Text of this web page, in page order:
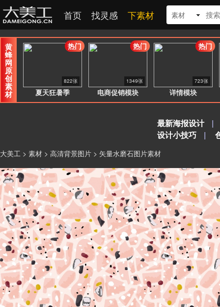
首页 找灵感 下素材 素材
黄
蜂
网
原
创
素
材 夏天狂暑季
822张
热门
电商促销模块
1349张
热门
详情模块
723张
热门
最新海报设计
|
设计小技巧
|
大美工 > 素材 > 高清背景图片 > 矢量水磨石图片素材